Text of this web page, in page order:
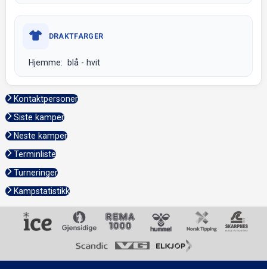
DRAKTFARGER
Hjemme: blå - hvit
Kontaktpersoner
Siste kamper
Neste kamper
Terminliste
Turneringer
Kampstatistikk